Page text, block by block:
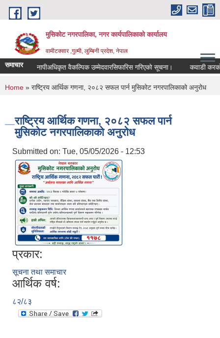
Skip to main content
मुसिकोट नगरपालिका, नगर कार्यपालिकाकाे कार्यालय
वामीटक्सार ,गुल्मी, लुम्बिनी प्रदेश, नेपाल
समाचार नापीअधिकृत वैकल्पिक उम्मेदवारसिफारिस गरिएको सूचना। कवाडी करको
You are here
Home » राष्ट्रिय आर्थिक गणना, २०८२ सफल पार्न मुसिकोट नगरपालिकाको अनुरोध
राष्ट्रिय आर्थिक गणना, २०८२ सफल पार्न
मुसिकोट नगरपालिकाको अनुरोध
Submitted on: Tue, 05/05/2026 - 12:53
प्रकार:
सूचना तथा समाचार
आर्थिक वर्ष:
८२/८३